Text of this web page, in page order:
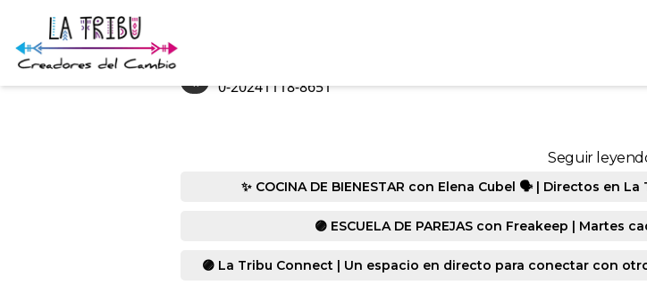
« 0-20241118-8651
Seguir
✨ COCINA DE BIENESTAR con Elena Cubel 🗣️ | Directos en
🟣 ESCUELA DE PAREJAS con Freakeep | Martes
🟣 La Tribu Connect | Un espacio en directo para conectar con